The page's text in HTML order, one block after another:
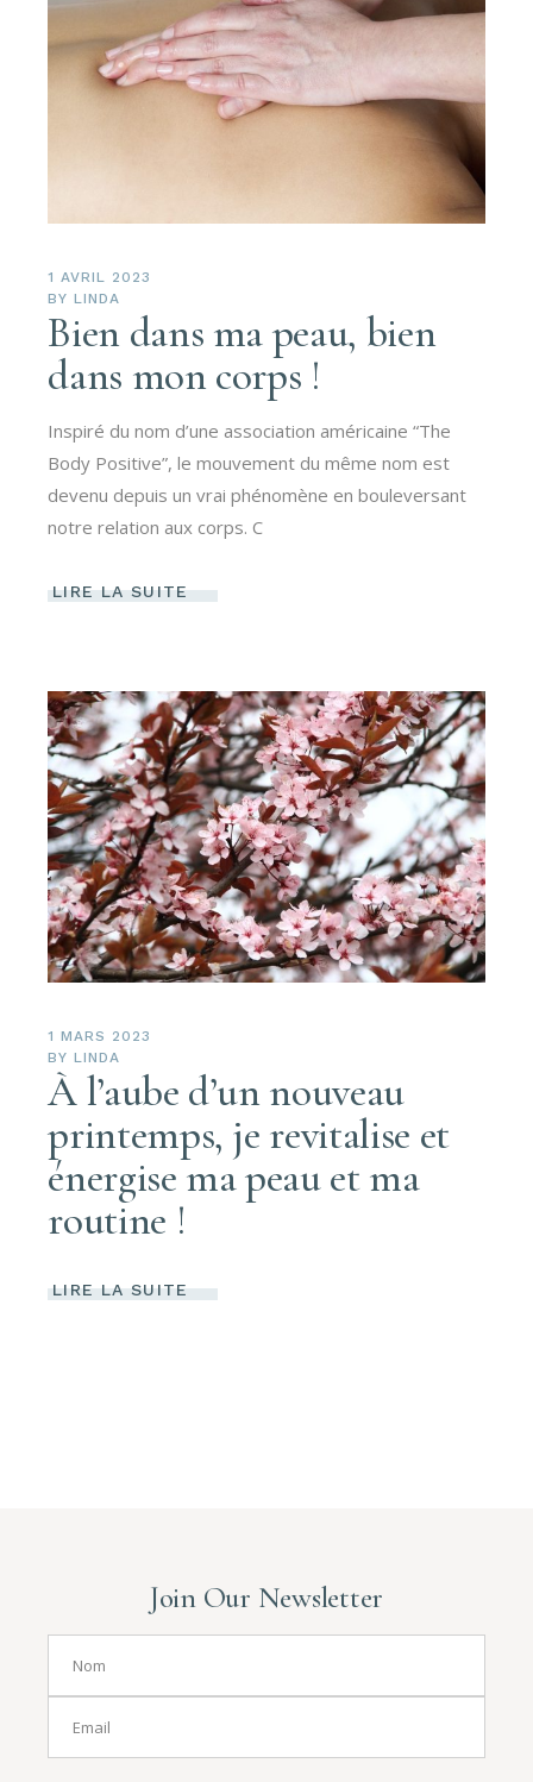
1 AVRIL 2023
BY LINDA
Bien dans ma peau, bien
dans mon corps !
Inspiré du nom d’une association américaine “The
Body Positive”, le mouvement du même nom est
devenu depuis un vrai phénomène en bouleversant
notre relation aux corps. C
LIRE LA SUITE
1 MARS 2023
BY LINDA
À l’aube d’un nouveau
printemps, je revitalise et
énergise ma peau et ma
routine !
LIRE LA SUITE
Join Our Newsletter